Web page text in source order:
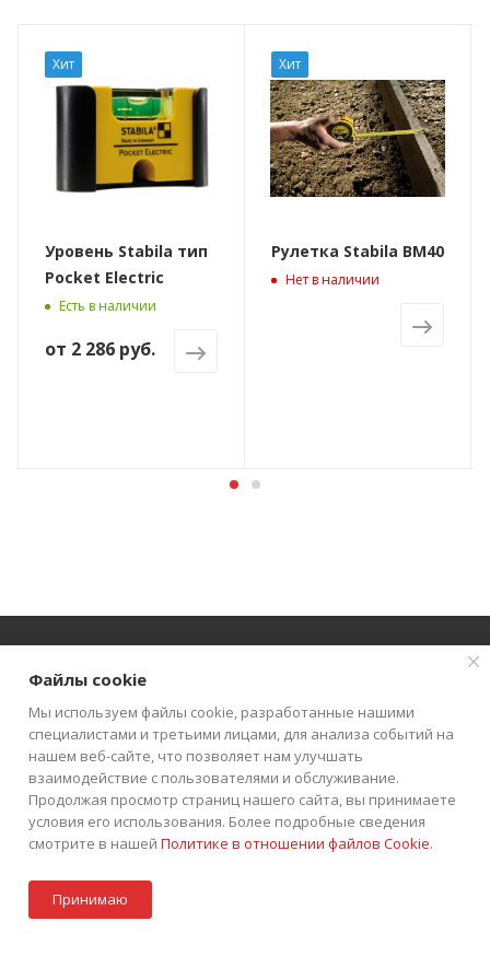
В корзину
Хит
Уровень Stabila тип
Pocket Electric
Есть в наличии
от 2 286 руб.
Хит
Рулетка Stabila BM40
Нет в наличии
КАК КУПИТЬ
БЛОГ КОНТАКТЫ
+7 (495) 252-75-45
Файлы cookie
Мы используем файлы cookie, разработанные нашими
специалистами и третьими лицами, для анализа событий на
нашем веб-сайте, что позволяет нам улучшать
взаимодействие с пользователями и обслуживание.
Продолжая просмотр страниц нашего сайта, вы принимаете
условия его использования. Более подробные сведения
смотрите в нашей Политике в отношении файлов Cookie.
Принимаю